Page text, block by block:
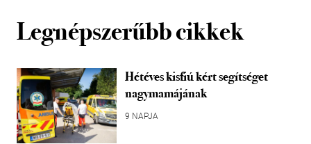
Legnépszerűbb cikkek
Hétéves kisfiú kért segítséget
nagymamájának
9 NAPJA